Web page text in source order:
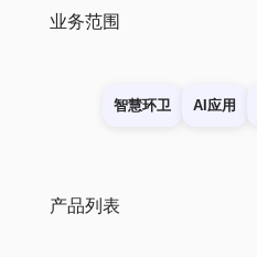
业务范围
智慧环卫 AI应用
产品列表